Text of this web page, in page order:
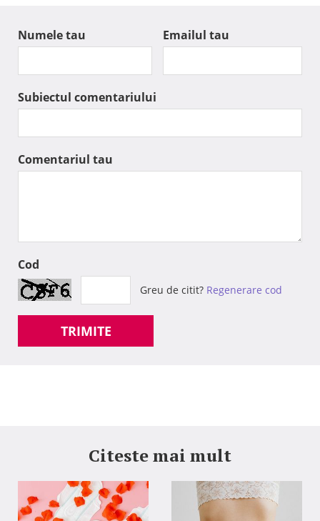
Numele tau Emailul tau
Subiectul comentariului
Comentariul tau
Cod
Greu de citit? Regenerare cod
TRIMITE
Citeste mai mult